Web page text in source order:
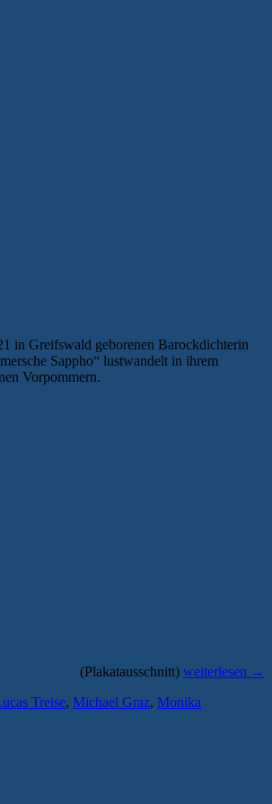
in Greifswald geborenen Barockdichterin
Sappho“ lustwandelt in ihrem
Vorpommern.
(Plakatausschnitt) weiterlesen →
Treise, Michael Graz, Monika